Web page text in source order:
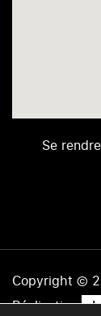
Se
Copyright ©
Réalisation .